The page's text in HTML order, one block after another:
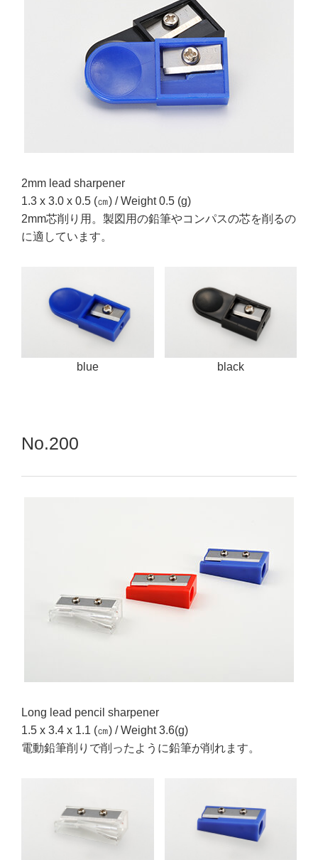
2mm lead sharpener
1.3 x 3.0 x 0.5 (㎝) / Weight 0.5 (g)
2mm芯削り用。製図用の鉛筆やコンパスの芯を削るの
に適しています。
blue black
No.200
Long lead pencil sharpener
1.5 x 3.4 x 1.1 (㎝) / Weight 3.6(g)
電動鉛筆削りで削ったように鉛筆が削れます。